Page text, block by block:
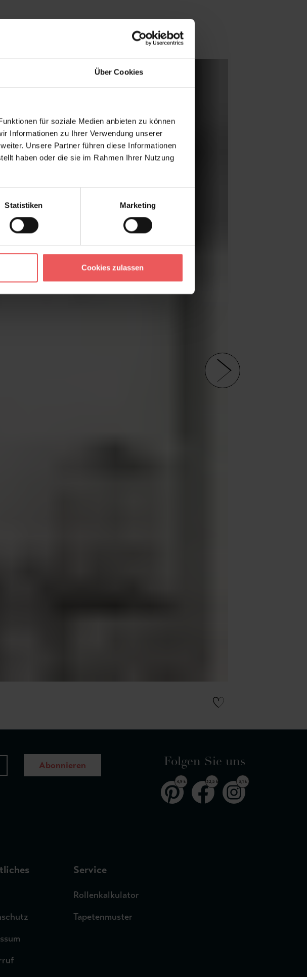
Über Cookies
für soziale Medien anbieten zu können
Informationen zu Ihrer Verwendung unserer
Unsere Partner führen diese Informationen
haben oder die sie im Rahmen Ihrer Nutzung
Statistiken Marketing
Cookies zulassen
Abonnieren Folgen Sie uns
4,9 k 32,5 k 3,1 k
Service
Rollenkalkulator
Tapetenmuster